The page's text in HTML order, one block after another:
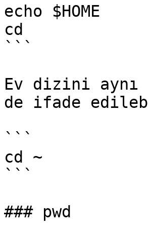
echo $HOME
cd
```
Ev dizini
de ifade
```
cd ~
```
### pwd